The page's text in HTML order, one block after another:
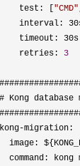
test: [
"CMD"
interval:
timeout: 30s
retries:
3
Kong database
-migration:
image:
command: kong